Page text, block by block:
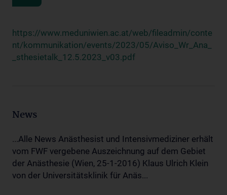
https://www.meduniwien.ac.at/web/fileadmin/conte
nt/kommunikation/events/2023/05/Aviso_Wr_Ana_
_sthesietalk_12.5.2023_v03.pdf
News
...Alle News Anästhesist und Intensivmediziner erhält
vom FWF vergebene Auszeichnung auf dem Gebiet
der Anästhesie (Wien, 25-1-2016) Klaus Ulrich Klein
von der Universitätsklinik für Anäs...